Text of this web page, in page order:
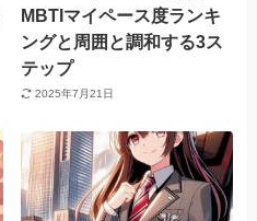
MBTIマイペース度ランキ
ングと周囲と調和する3ス
テップ
2025年7月21日